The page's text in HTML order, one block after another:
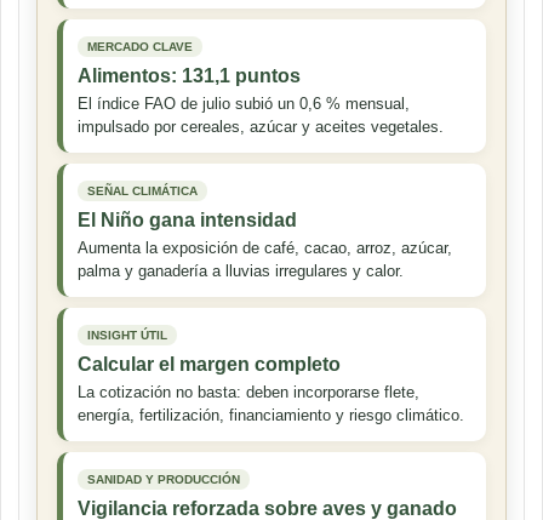
MERCADO CLAVE
Alimentos: 131,1 puntos
El índice FAO de julio subió un 0,6 % mensual,
impulsado por cereales, azúcar y aceites vegetales.
SEÑAL CLIMÁTICA
El Niño gana intensidad
Aumenta la exposición de café, cacao, arroz, azúcar,
palma y ganadería a lluvias irregulares y calor.
INSIGHT ÚTIL
Calcular el margen completo
La cotización no basta: deben incorporarse flete,
energía, fertilización, financiamiento y riesgo climático.
SANIDAD Y PRODUCCIÓN
Vigilancia reforzada sobre aves y ganado